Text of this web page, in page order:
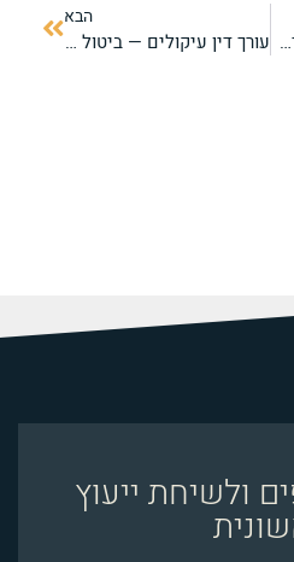
עורך דין הוצאה לפועל כרמיאל והסביבה – מחיקת חובות בצפון
הבא
עורך דין עיקולים — ביטול עיקול מהיר מהנייד
ולשיחת ייעוץ